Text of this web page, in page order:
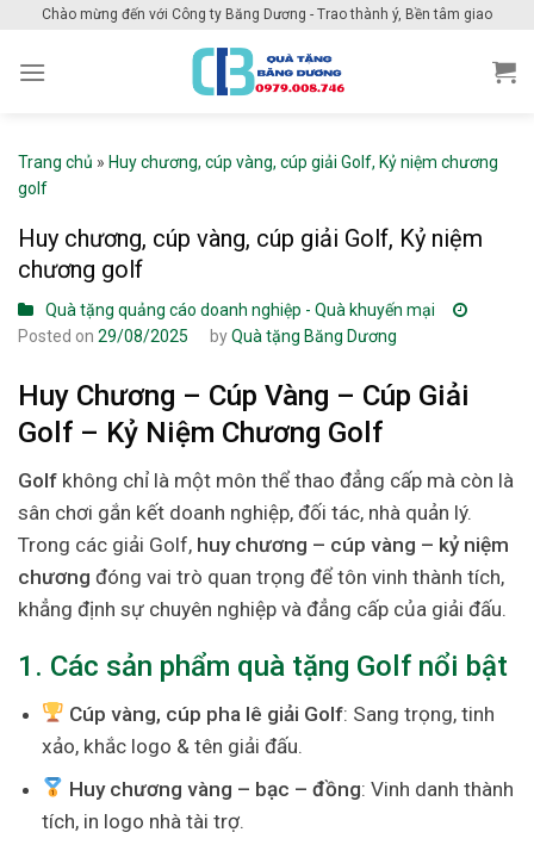
content
Chào mừng đến với Công ty Băng Dương - Trao thành ý, Bền tâm giao
Trang chủ » Huy chương, cúp vàng, cúp giải Golf, Kỷ niệm chương
golf
Huy chương, cúp vàng, cúp giải Golf, Kỷ niệm
chương golf
Quà tặng quảng cáo doanh nghiệp - Quà khuyến mại
Posted on 29/08/2025 byQuà tặng Băng Dương
Huy Chương – Cúp Vàng – Cúp Giải
Golf – Kỷ Niệm Chương Golf
Golf không chỉ là một môn thể thao đẳng cấp mà còn là
sân chơi gắn kết doanh nghiệp, đối tác, nhà quản lý.
Trong các giải Golf, huy chương – cúp vàng – kỷ niệm
chương đóng vai trò quan trọng để tôn vinh thành tích,
khẳng định sự chuyên nghiệp và đẳng cấp của giải đấu.
1. Các sản phẩm quà tặng Golf nổi bật
Cúp vàng, cúp pha lê giải Golf: Sang trọng, tinh
xảo, khắc logo & tên giải đấu.
Huy chương vàng – bạc – đồng: Vinh danh thành
tích, in logo nhà tài trợ.